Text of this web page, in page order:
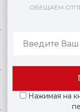
ОБЕЩАЕМ
Нажимая на